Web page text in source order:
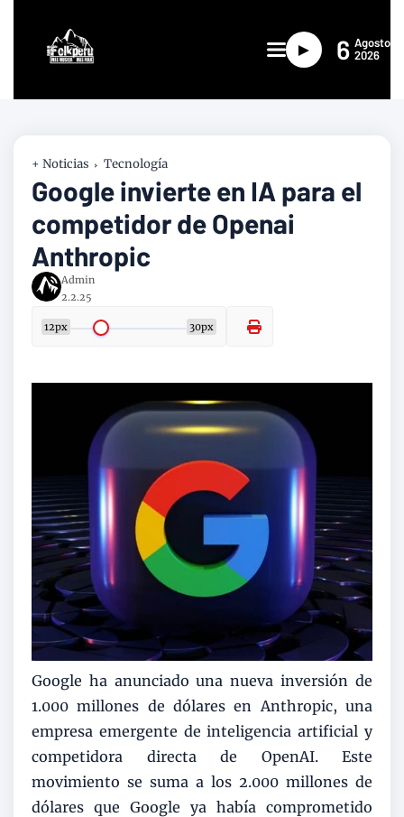
► 6 Agosto
2026
+ Noticias Tecnología
Google invierte en IA para el
competidor de Openai
Anthropic
Admin
2.2.25
12px 30px
Google ha anunciado una nueva inversión de
1.000 millones de dólares en Anthropic, una
empresa emergente de inteligencia artificial y
competidora directa de OpenAI. Este
movimiento se suma a los 2.000 millones de
dólares que Google ya había comprometido